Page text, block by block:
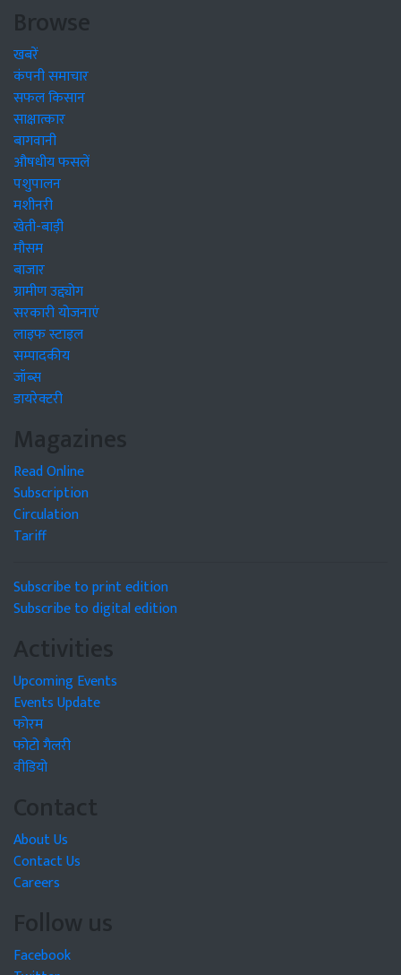
Browse
खबरें
कंपनी समाचार
सफल किसान
साक्षात्कार
बागवानी
औषधीय फसलें
पशुपालन
मशीनरी
खेती-बाड़ी
मौसम
बाजार
ग्रामीण उद्द्योग
सरकारी योजनाएं
लाइफ स्टाइल
सम्पादकीय
जॉब्स
डायरेक्टरी
Magazines
Read Online
Subscription
Circulation
Tariff
Subscribe to print edition
Subscribe to digital edition
Activities
Upcoming Events
Events Update
फोरम
फोटो गैलरी
वीडियो
Contact
About Us
Contact Us
Careers
Follow us
Facebook